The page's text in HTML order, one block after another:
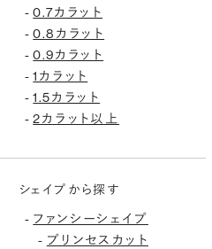
-0.7カラット
-0.8カラット
-0.9カラット
-1カラット
-1.5カラット
-2カラット以上
シェイプから探す
- ファンシーシェイプ
- プリンセスカット